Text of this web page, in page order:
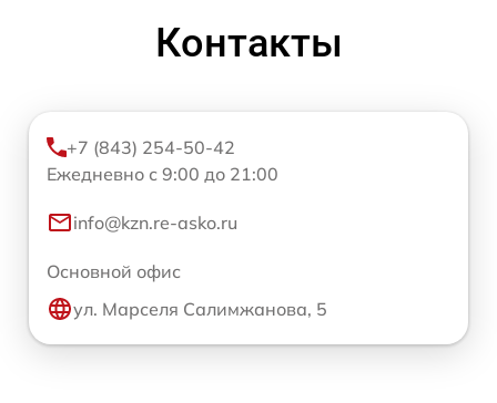
Контакты
+7 (843) 254-50-42
Ежедневно с 9:00 до 21:00
info@kzn.re-asko.ru
Основной офис
ул. Марселя Салимжанова, 5